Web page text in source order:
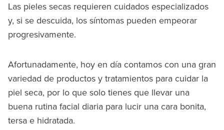
Las pieles secas requieren cuidados especializados
y, si se descuida, los síntomas pueden empeorar
progresivamente.
Afortunadamente, hoy en día contamos con una gran
variedad de productos y tratamientos para cuidar la
piel seca, por lo que solo tienes que llevar una
buena rutina facial diaria para lucir una cara bonita,
tersa e hidratada.